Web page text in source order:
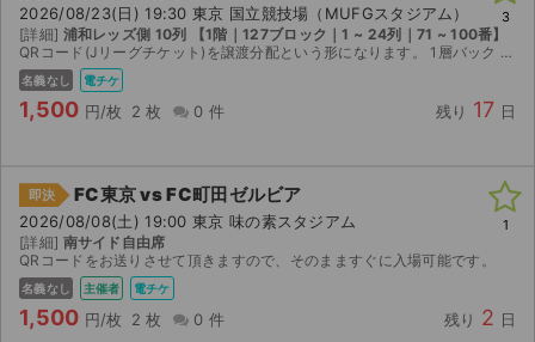
2026/08/23(日) 19:30 東京 国立競技場（MUFGスタジアム）
[詳細] 浦和レッズ側 10列 【1階｜127ブロック｜1 ~ 24列｜71 ~ 100番】
QRコード(Jリーグチケット)を譲渡分配という形になります。 1層バック 127ブロック Fゲート 10列 80番代です。 浦和レッズユニ着用可能な席になります。 浦和レッズの応援をしてく...
名義なし 電チケ
1,500 円/枚 2 枚 0 件 残り 17 日
3
即決 FC東京 vs FC町田ゼルビア
2026/08/08(土) 19:00 東京 味の素スタジアム
[詳細] 南サイド自由席
QRコードをお送りさせて頂きますので、そのまますぐに入場可能です。
名義なし 主催者 電チケ
1,500 円/枚 2 枚 0 件 残り 2 日
1